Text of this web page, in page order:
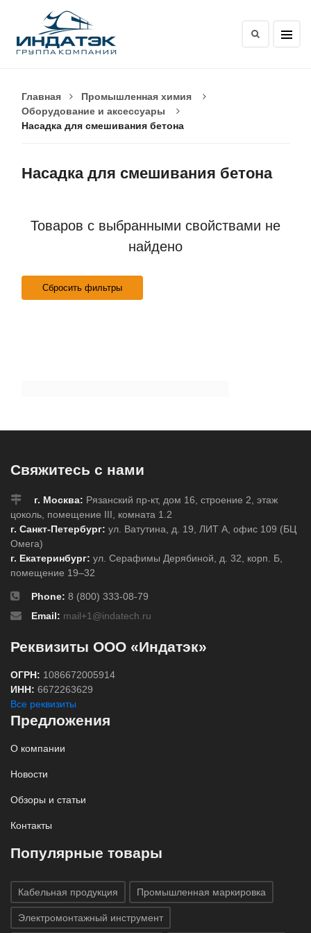
Главная
Промышленная химия
Оборудование и аксессуары
Насадка для смешивания бетона
Насадка для смешивания бетона
Товаров с выбранными свойствами не
найдено
Сбросить фильтры
Свяжитесь с нами
г. Москва: Рязанский пр-кт, дом 16, строение 2, этаж
цоколь, помещение III, комната 1.2
г. Санкт-Петербург: ул. Ватутина, д. 19, ЛИТ А, офис 109 (БЦ
Омега)
г. Екатеринбург: ул. Серафимы Дерябиной, д. 32, корп. Б,
помещение 19–32
Phone: 8 (800) 333-08-79
Email: mail+1@indatech.ru
Реквизиты ООО «Индатэк»
ОГРН: 1086672005914
ИНН: 6672263629
Все реквизиты
Предложения
О компании
Новости
Обзоры и статьи
Контакты
Популярные товары
Кабельная продукция Промышленная маркировка
Электромонтажный инструмент